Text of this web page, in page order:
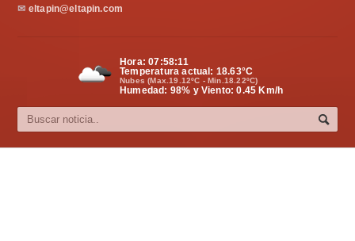
Política
Cultura
✉ eltapin@eltapin.com
Hora:07:58:12
Temperatura actual: 18.63°C
Nubes (Max.19.12ºC - Min.18.22ºC)
Humedad: 98% y Viento: 0.45 Km/h